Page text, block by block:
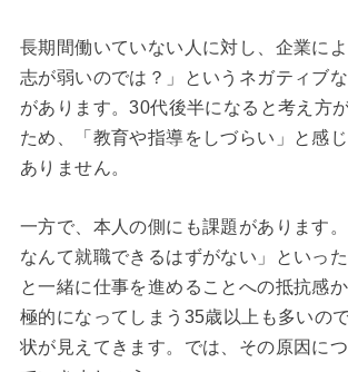
長期間働いていない人に対し、企業に
志が弱いのでは？」というネガティブ
があります。30代後半になると考え方
ため、「教育や指導をしづらい」と感
ありません。
一方で、本人の側にも課題があります
なんて就職できるはずがない」といっ
と一緒に仕事を進めることへの抵抗感
極的になってしまう35歳以上も多いの
状が見えてきます。では、その原因に